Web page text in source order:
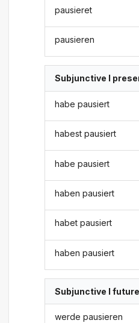
pausieret
pausieren
Subjunctive I
habe pausiert
habest pausiert
habe pausiert
haben pausiert
habet pausiert
haben pausiert
Subjunctive I
werde pausieren